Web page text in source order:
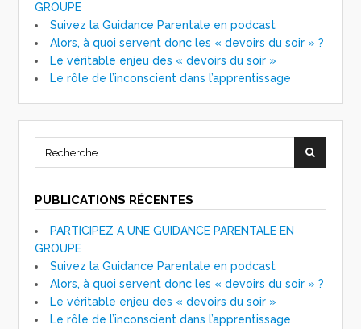
GROUPE
Suivez la Guidance Parentale en podcast
Alors, à quoi servent donc les « devoirs du soir » ?
Le véritable enjeu des « devoirs du soir »
Le rôle de l’inconscient dans l’apprentissage
PUBLICATIONS RÉCENTES
PARTICIPEZ A UNE GUIDANCE PARENTALE EN
GROUPE
Suivez la Guidance Parentale en podcast
Alors, à quoi servent donc les « devoirs du soir » ?
Le véritable enjeu des « devoirs du soir »
Le rôle de l’inconscient dans l’apprentissage